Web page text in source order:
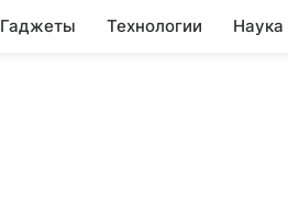
Гаджеты Технологии Наука